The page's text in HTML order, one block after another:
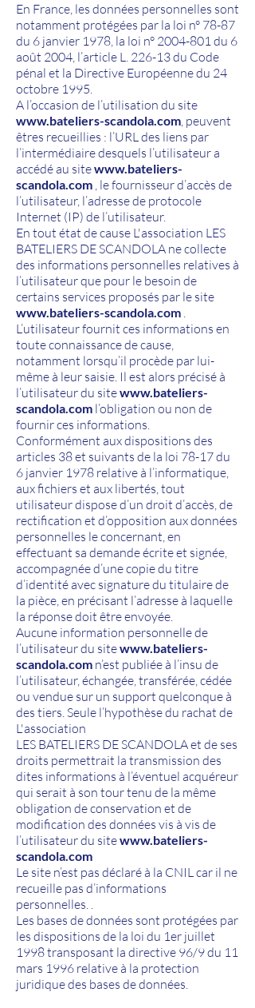
En France, les données personnelles sont
notamment protégées par la loi n° 78-87
du 6 janvier 1978, la loi n° 2004-801du 6
août 2004, l’article L. 226-13 du Code
pénal et la Directive Européenne du 24
octobre 1995.
A l’occasion de l’utilisation du site
www.bateliers-scandola.com, peuvent
êtres recueillies : l’URL des liens par
l’intermédiaire desquels l’utilisateur a
accédé au sitewww.bateliers-
scandola.com , le fournisseur d’accès de
l’utilisateur, l’adresse de protocole
Internet (IP) de l’utilisateur.
En tout état de cause L'association LES
BATELIERS DE SCANDOLA ne collecte
des informations personnelles relatives à
l’utilisateur que pour le besoin de
certains services proposés par le site
www.bateliers-scandola.com .
L’utilisateur fournit ces informations en
toute connaissance de cause,
notamment lorsqu’il procède par lui-
même à leur saisie. Il est alors précisé à
l’utilisateur du sitewww.bateliers-
scandola.com l’obligation ou non de
fournir ces informations.
Conformément aux dispositions des
articles 38 et suivants de la loi 78-17 du
6 janvier 1978 relative à l’informatique,
aux fichiers et aux libertés, tout
utilisateur dispose d’un droit d’accès, de
rectification et d’opposition aux données
personnelles le concernant, en
effectuant sa demande écrite et signée,
accompagnée d’une copie du titre
d’identité avec signature du titulaire de
la pièce, en précisant l’adresse à laquelle
la réponse doit être envoyée.
Aucune information personnelle de
l’utilisateur du sitewww.bateliers-
scandola.com n’est publiée à l’insu de
l’utilisateur, échangée, transférée, cédée
ou vendue sur un support quelconque à
des tiers. Seule l’hypothèse du rachat de
L'association
LES BATELIERS DE SCANDOLAet de ses
droits permettrait la transmission des
dites informations à l’éventuel acquéreur
qui serait à son tour tenu de la même
obligation de conservation et de
modification des données vis à vis de
l’utilisateur du sitewww.bateliers-
scandola.com
Le site n’est pas déclaré à la CNIL car il ne
recueille pas d’informations
personnelles. .
Les bases de données sont protégées par
les dispositions de la loi du 1er juillet
1998 transposant la directive 96/9 du 11
mars 1996 relative à la protection
juridique des bases de données.